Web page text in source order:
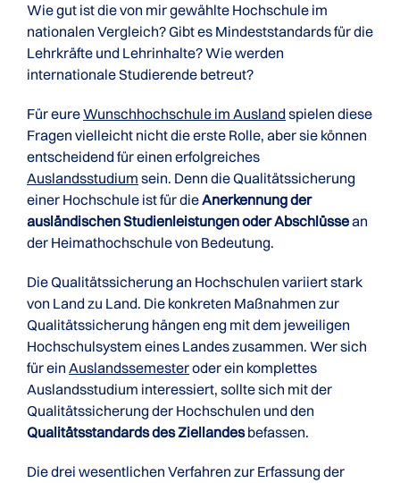
Wie gut ist die von mir gewählte Hochschule im
nationalen Vergleich? Gibt es Mindeststandards für die
Lehrkräfte und Lehrinhalte? Wie werden
internationale Studierende betreut?
Für eureWunschhochschule im Ausland spielen diese
Fragen vielleicht nicht die erste Rolle, aber sie können
entscheidend für einen erfolgreiches
Auslandsstudium sein. Denn die Qualitätssicherung
einer Hochschule ist für dieAnerkennung der
ausländischen Studienleistungen oder Abschlüssean
der Heimathochschule von Bedeutung.
Die Qualitätssicherung an Hochschulen variiert stark
von Land zu Land. Die konkreten Maßnahmen zur
Qualitätssicherung hängen eng mit dem jeweiligen
Hochschulsystem eines Landes zusammen. Wer sich
für ein Auslandssemesteroder ein komplettes
Auslandsstudium interessiert, sollte sich mit der
Qualitätssicherung der Hochschulen und den
Qualitätsstandards des Ziellandesbefassen.
Die drei wesentlichen Verfahren zur Erfassung der